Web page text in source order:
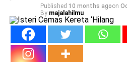
Published 10 months agoon
By majalahilmu